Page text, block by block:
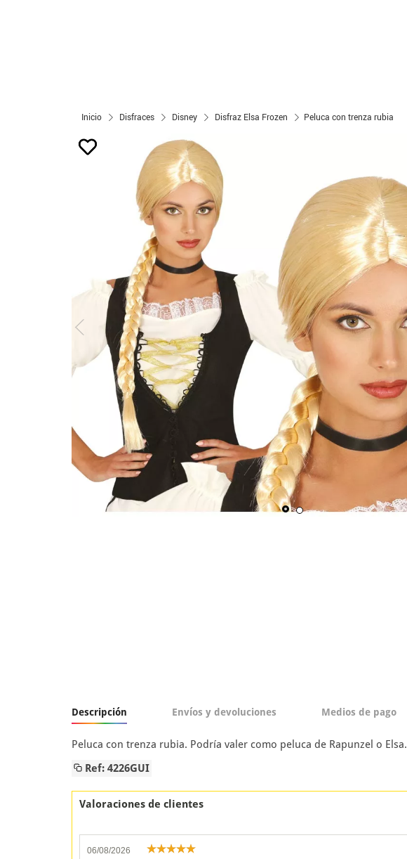
Inicio Disfraces Disney Disfraz Elsa Frozen Peluca con trenza rubia
Descripción Envíos y devoluciones Medios de pago
Peluca con trenza rubia. Podría valer como peluca de Rapunzel o Elsa.
Ref: 4226GUI
Valoraciones de clientes
06/08/2026